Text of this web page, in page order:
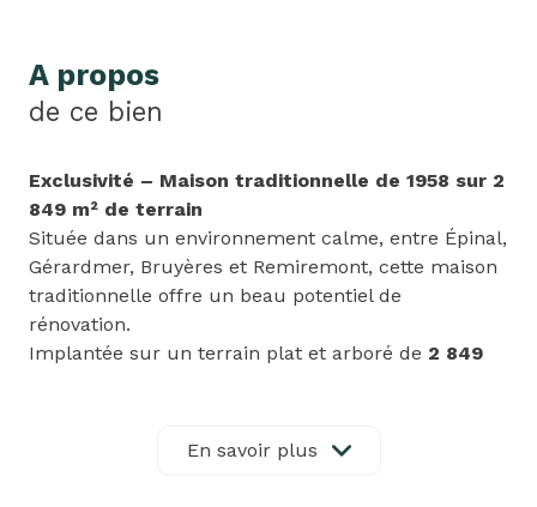
A propos
de ce bien
Exclusivité – Maison traditionnelle de 1958 sur 2
849 m² de terrain
Située dans un environnement calme, entre Épinal,
Gérardmer, Bruyères et Remiremont, cette maison
traditionnelle offre un beau potentiel de
rénovation.
Implantée sur un terrain plat et arboré de 2 849
pièces, dont une avec douche et buanderie.
En savoir plus